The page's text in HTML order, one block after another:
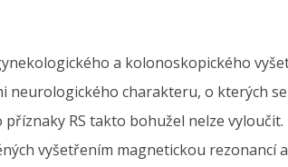
a kolonoskopického
neurologického charakteru, o kterých se
RS takto bohužel nelze vyloučit.
vyšetřením magnetickou rezonancí a